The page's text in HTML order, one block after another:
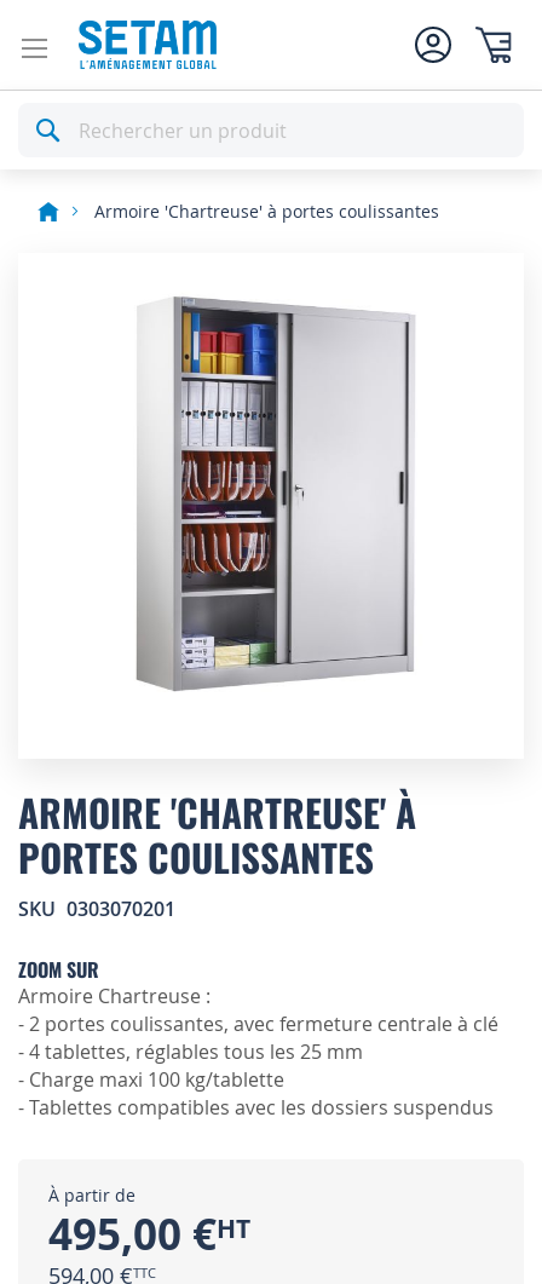
Rechercher
Armoire 'Chartreuse' à portes coulissantes
to
the
beginning
of
images
ARMOIRE 'CHARTREUSE' À
PORTES COULISSANTES
SKU 0303070201
ZOOM SUR
Armoire Chartreuse :
- 2 portes coulissantes, avec fermeture centrale à clé
- 4 tablettes, réglables tous les 25 mm
- Charge maxi 100 kg/tablette
- Tablettes compatibles avec les dossiers suspendus
À partir de
495,00 €
594,00 €